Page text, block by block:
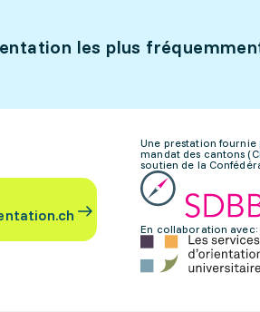
les plus
Une prestation fournie
mandat des cantons
soutien de la
En collaboration avec: